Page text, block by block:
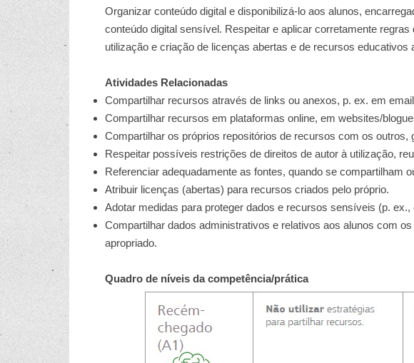
Organizar conteúdo digital e disponibilizá-lo aos alunos,
conteúdo digital sensível. Respeitar e aplicar corretamente
utilização e criação de licenças abertas e de recursos educativos
Atividades Relacionadas
Compartilhar recursos através de links ou anexos, p. ex. em
Compartilhar recursos em plataformas online, em websites/
Compartilhar os próprios repositórios de recursos com os
Respeitar possíveis restrições de direitos de autor à utilização,
Referenciar adequadamente as fontes, quando se compartilham
Atribuir licenças (abertas) para recursos criados pelo próprio.
Adotar medidas para proteger dados e recursos sensíveis (p.
Compartilhar dados administrativos e relativos aos alunos com
apropriado.
Quadro de níveis da competência/prática